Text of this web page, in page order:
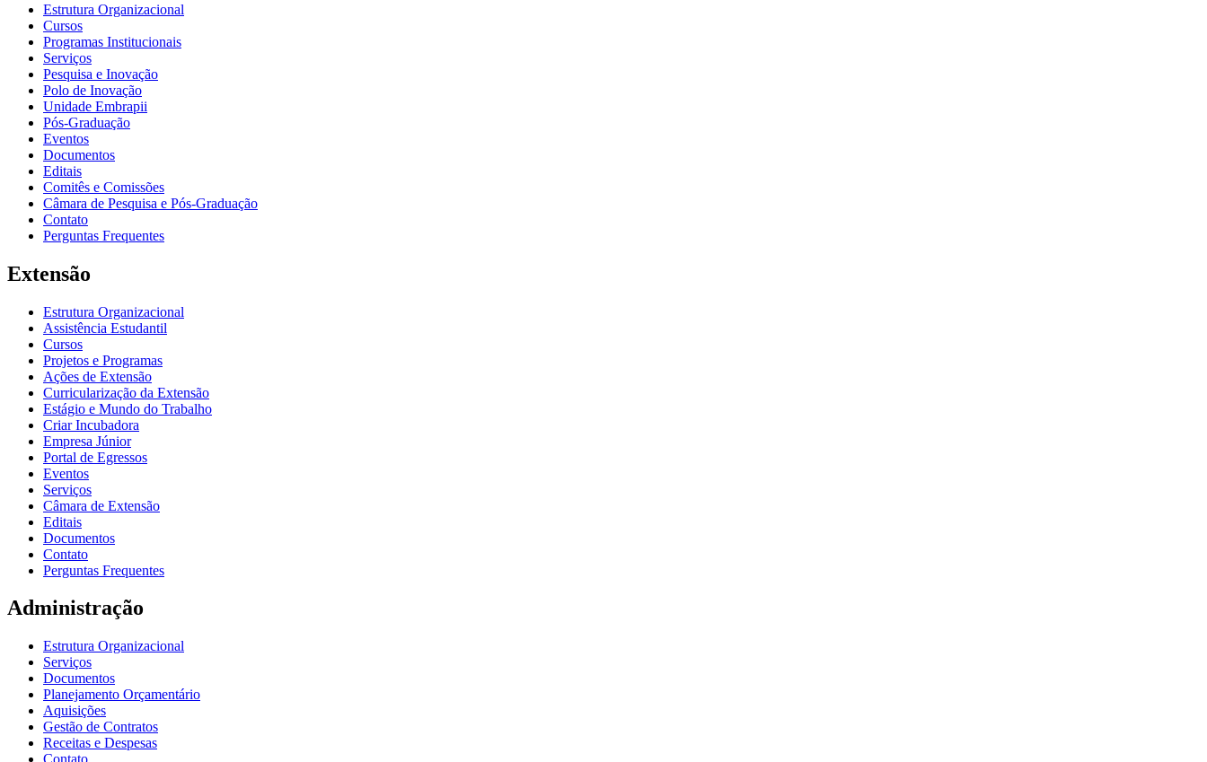
Estrutura Organizacional
Cursos
Programas Institucionais
Serviços
Pesquisa e Inovação
Polo de Inovação
Unidade Embrapii
Pós-Graduação
Eventos
Documentos
Editais
Comitês e Comissões
Câmara de Pesquisa e Pós-Graduação
Contato
Perguntas Frequentes
Extensão
Estrutura Organizacional
Assistência Estudantil
Cursos
Projetos e Programas
Ações de Extensão
Curricularização da Extensão
Estágio e Mundo do Trabalho
Criar Incubadora
Empresa Júnior
Portal de Egressos
Eventos
Serviços
Câmara de Extensão
Editais
Documentos
Contato
Perguntas Frequentes
Administração
Estrutura Organizacional
Serviços
Documentos
Planejamento Orçamentário
Aquisições
Gestão de Contratos
Receitas e Despesas